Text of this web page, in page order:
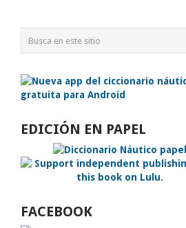
EDICIÓN EN PAPEL
FACEBOOK